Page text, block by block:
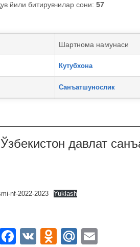
йили битирувчилар сони: 57
Шартнома намунаси
Кутубхона
Санъатшунослик
Ўзбекистон давлат
nf-2022-2023 Yuklash
WhatsApp
Facebook
VK Mail.Ru